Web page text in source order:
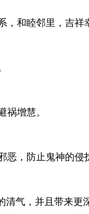
和睦邻里，吉祥
祸增慧。
，防止鬼神的侵
气，并且带来更